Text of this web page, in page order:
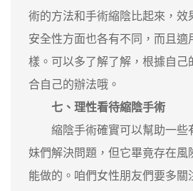
術的方法和手術縮陰比起來，效
安全性方面也各有不同，而且適
樣。可以多了解了解，根據自己
合自己的辦法哦。
七、理性看待縮陰手術
縮陰手術確實可以幫助一些
妹們解決問題，但它畢竟存在風
能做的。咱們女性朋友們要多關